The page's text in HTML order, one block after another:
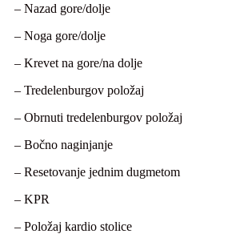
– Nazad gore/dolje
– Noga gore/dolje
– Krevet na gore/na dolje
– Tredelenburgov položaj
– Obrnuti tredelenburgov položaj
– Bočno naginjanje
– Resetovanje jednim dugmetom
– KPR
– Položaj kardio stolice